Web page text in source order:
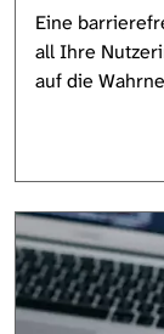
Eine
all Ihre
auf die